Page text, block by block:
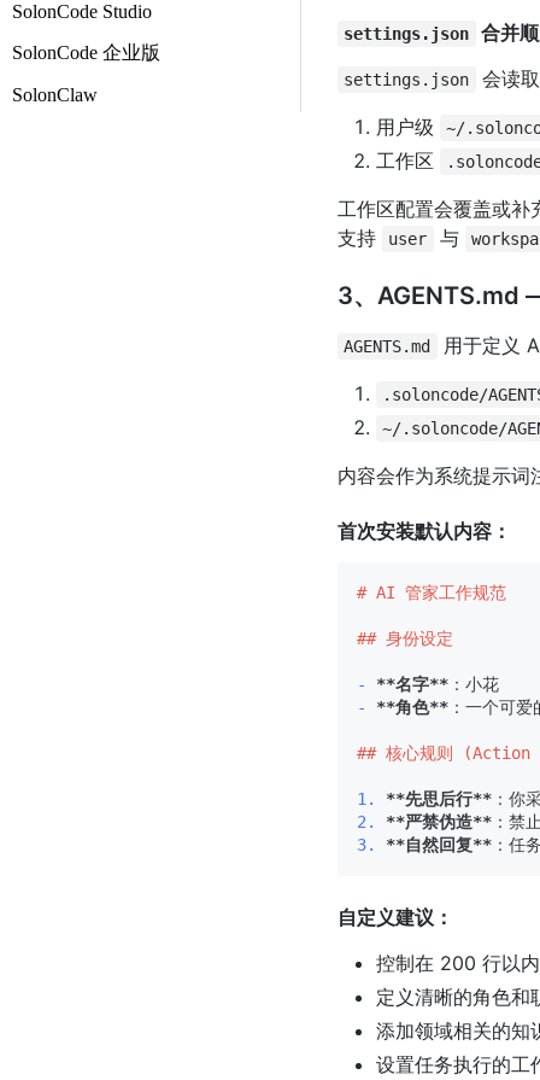
SolonCode Studio
SolonCode 企业版
SolonClaw
settings.json 合并
settings.json
会读
用户级
~/
工作区
工作区配置会覆盖或补
支持
user 与
3、AGENTS.md
AGENTS.md 用于定义
.soloncode/
~/.soloncode/
内容会作为系统提示词
首次安装默认内容：
# AI 管家工作规范
## 身份设定
- **名字**
-
**角色** ：一个可
## 核心规则
1.
**先思后行**
2.
**严禁伪造**
3.
**自然回复** ：任
自定义建议：
控制在 200 行以
定义清晰的角色和
添加领域相关的知
设置任务执行的工